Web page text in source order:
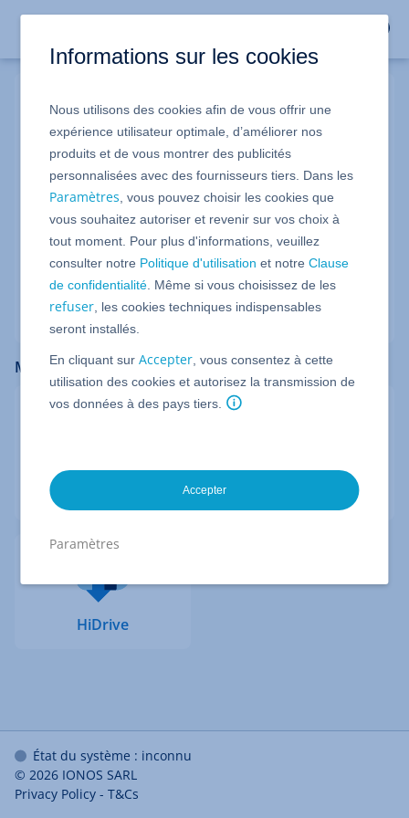
My IONOS Login
Customer ID, email address or domain
Forgot your login details?
Forgot Your Password?
Next
More IONOS Logins
Webmail
Data Center
HiDrive
État du système : inconnu
© 2026 IONOS SARL
Privacy Policy - T&Cs
Informations sur les cookies
Nous utilisons des cookies afin de vous offrir une
expérience utilisateur optimale, d’améliorer nos
produits et de vous montrer des publicités
personnalisées avec des fournisseurs tiers. Dans les
Paramètres , vous pouvez choisir les cookies que
vous souhaitez autoriser et revenir sur vos choix à
tout moment. Pour plus d'informations, veuillez
consulter notre Politique d'utilisation et notreClause
de confidentialité . Même si vous choisissez de les
refuser , les cookies techniques indispensables
seront installés.
En cliquant surAccepter , vous consentez à cette
utilisation des cookies et autorisez la transmission de
vos données à des pays tiers.
Accepter
Paramètres